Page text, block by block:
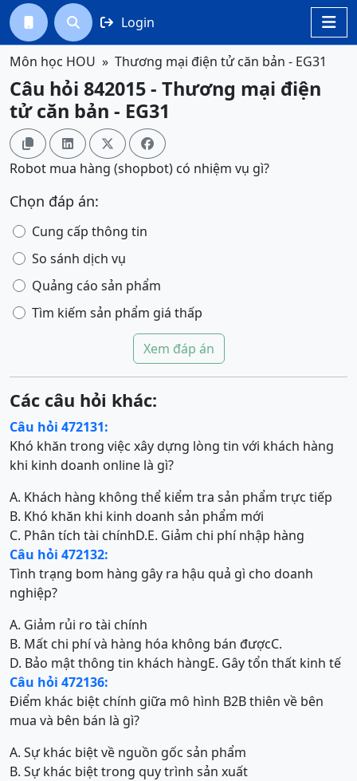

  Login
Môn học HOU Thương mại điện tử căn bản - EG31
Câu hỏi 842015 - Thương mại điện
tử căn bản - EG31
   
Robot mua hàng (shopbot) có nhiệm vụ gì?
Chọn đáp án:
Cung cấp thông tin
So sánh dịch vụ
Quảng cáo sản phẩm
Tìm kiếm sản phẩm giá thấp
Xem đáp án
Các câu hỏi khác:
Câu hỏi 472131:
Khó khăn trong việc xây dựng lòng tin với khách hàng
khi kinh doanh online là gì?
A. Khách hàng không thể kiểm tra sản phẩm trực tiếp
B. Khó khăn khi kinh doanh sản phẩm mới
C. Phân tích tài chínhD.E. Giảm chi phí nhập hàng
Câu hỏi 472132:
Tình trạng bom hàng gây ra hậu quả gì cho doanh
nghiệp?
A. Giảm rủi ro tài chính
B. Mất chi phí và hàng hóa không bán đượcC.
D. Bảo mật thông tin khách hàngE. Gây tổn thất kinh tế
Câu hỏi 472136:
Điểm khác biệt chính giữa mô hình B2B thiên về bên
mua và bên bán là gì?
A. Sự khác biệt về nguồn gốc sản phẩm
B. Sự khác biệt trong quy trình sản xuất